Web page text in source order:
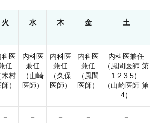
火 水 木 金 土
科医
任
木村
）
内科医
兼任
（山崎
医師）
内科医
兼任
（久保
医師）
内科医
兼任
（風間
医師）
内科医兼任
（風間医師 第
1.2.3.5）
（山崎医師 第
4）
－ － － － －